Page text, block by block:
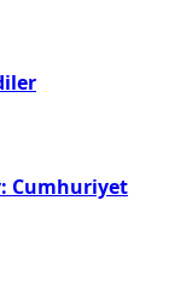
Cumhuriyet